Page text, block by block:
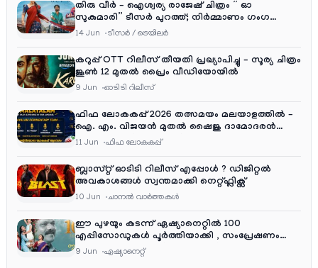
തിരു വീർ – ഐശ്വര്യ രാജേഷ് ചിത്രം ” ഓ
സുകുമാരി” ടീസർ പുറത്ത്; നിർമ്മാണം ഗംഗ
എന്റർടൈൻമെന്റ്‌സ്
14 Jun ടീസര്‍ / ട്രെയിലര്‍
കറുപ്പ് OTT റിലീസ് തീയതി പ്രഖ്യാപിച്ചു – സൂര്യ ചിത്രം
ജൂൺ 12 മുതൽ പ്രൈം വീഡിയോയിൽ
9 Jun ഓടിടി റിലീസ്
ഫിഫ ലോകകപ്പ് 2026 തത്സമയം മലയാളത്തിൽ –
ഐ. എം. വിജയൻ മുതൽ ഷൈജു ദാമോദരൻ
വരെ കമന്ററി സംഘത്തിൽ
11 Jun ഫിഫ ലോകകപ്പ്
ബ്ലാസ്റ്റ് ഓടിടി റിലീസ് എപ്പോൾ ? ഡിജിറ്റൽ
അവകാശങ്ങൾ സ്വന്തമാക്കി നെറ്റ്ഫ്ലിക്സ്
10 Jun ചാനല്‍ വാര്‍ത്തകള്‍
ഈ പുഴയും കടന്ന് ഏഷ്യാനെറ്റിൽ 100
എപ്പിസോഡുകൾ പൂർത്തിയാക്കി , സംപ്രേഷണം
തിങ്കൾ മുതൽ വെള്ളി വരെ രാത്രി 9:30 ന്
9 Jun ഏഷ്യാനെറ്റ്‌